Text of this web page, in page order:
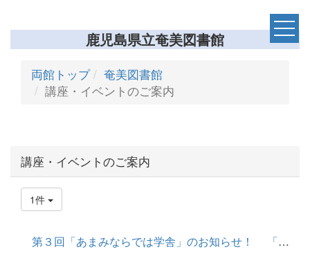
鹿児島県立奄美図書館
両館トップ
奄美図書館
講座・イベントのご案内
講座・イベントのご案内
1件
第３回「あまみならでは学舎」のお知らせ！ 「あまみならで...